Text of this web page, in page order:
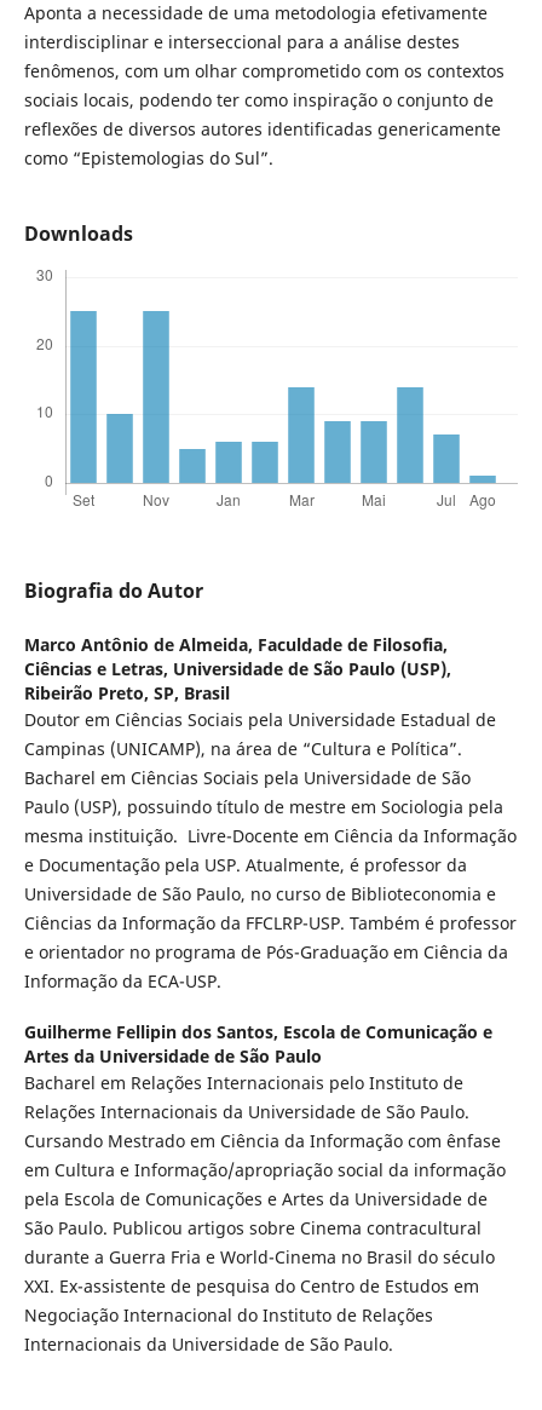
Aponta a necessidade de uma metodologia efetivamente
interdisciplinar e interseccional para a análise destes
fenômenos, com um olhar comprometido com os contextos
sociais locais, podendo ter como inspiração o conjunto de
reflexões de diversos autores identificadas genericamente
como “Epistemologias do Sul”.
Downloads
Biografia do Autor
Marco Antônio de Almeida, Faculdade de Filosofia,
Ciências e Letras, Universidade de São Paulo (USP),
Ribeirão Preto, SP, Brasil
Doutor em Ciências Sociais pela Universidade Estadual de
Campinas (UNICAMP), na área de “Cultura e Política”.
Bacharel em Ciências Sociais pela Universidade de São
Paulo (USP), possuindo título de mestre em Sociologia pela
mesma instituição. Livre-Docente em Ciência da Informação
e Documentação pela USP. Atualmente, é professor da
Universidade de São Paulo, no curso de Biblioteconomia e
Ciências da Informação da FFCLRP-USP. Também é professor
e orientador no programa de Pós-Graduação em Ciência da
Informação da ECA-USP.
Guilherme Fellipin dos Santos, Escola de Comunicação e
Artes da Universidade de São Paulo
Bacharel em Relações Internacionais pelo Instituto de
Relações Internacionais da Universidade de São Paulo.
Cursando Mestrado em Ciência da Informação com ênfase
em Cultura e Informação/apropriação social da informação
pela Escola de Comunicações e Artes da Universidade de
São Paulo. Publicou artigos sobre Cinema contracultural
durante a Guerra Fria e World-Cinema no Brasil do século
XXI. Ex-assistente de pesquisa do Centro de Estudos em
Negociação Internacional do Instituto de Relações
Internacionais da Universidade de São Paulo.